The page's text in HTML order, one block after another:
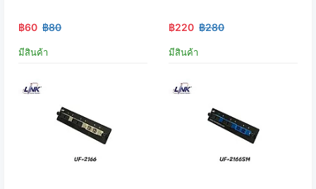
฿60 ฿80
มีสินค้า
฿220 ฿280
มีสินค้า